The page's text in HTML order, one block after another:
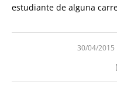
estudiante de alguna
30/04/2015